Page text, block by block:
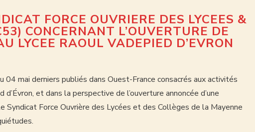
FORCE OUVRIERE DES LYCEES &
CONCERNANT L’OUVERTURE DE
LYCEE RAOUL VADEPIED D’EVRON
mai derniers publiés dans Ouest-France consacrés aux activités
et dans la perspective de l’ouverture annoncée d’une
Force Ouvrière des Lycées et des Collèges de la Mayenne